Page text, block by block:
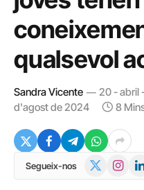
qualsevol
Sandra Vicente 20 - abril
d'agost de 2024
8
Segueix-nos Instagram